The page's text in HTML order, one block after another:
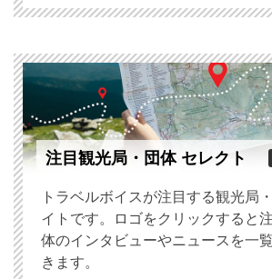
注目観光局・団体 セレクト
トラベルボイスが注目する観光局
イトです。ロゴをクリックすると
体のインタビューやニュースを一
きます。